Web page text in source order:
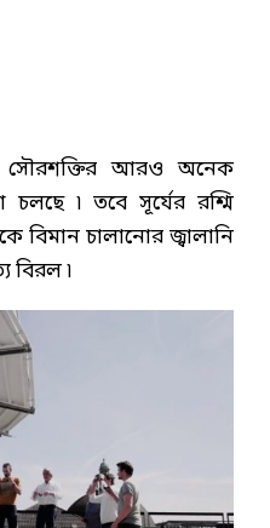
সৌরশক্তির আরও অনেক
চলছে ৷ তবে সূর্যের রশ্মি
বিমান চালানোর জ্বালানি
বিরল ৷